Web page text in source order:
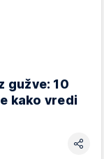
gužve: 10
kako vredi